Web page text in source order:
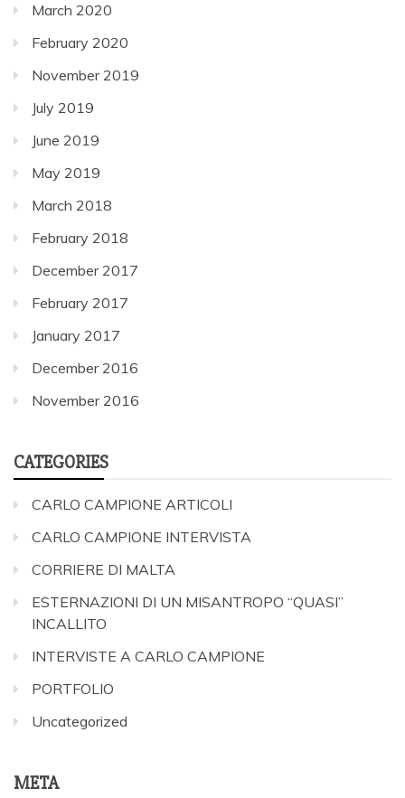
March 2020
February 2020
November 2019
July 2019
June 2019
May 2019
March 2018
February 2018
December 2017
February 2017
January 2017
December 2016
November 2016
CATEGORIES
CARLO CAMPIONE ARTICOLI
CARLO CAMPIONE INTERVISTA
CORRIERE DI MALTA
ESTERNAZIONI DI UN MISANTROPO “QUASI”
INCALLITO
INTERVISTE A CARLO CAMPIONE
PORTFOLIO
Uncategorized
META